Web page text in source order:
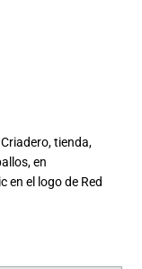
tienda,
en
en el logo de Red